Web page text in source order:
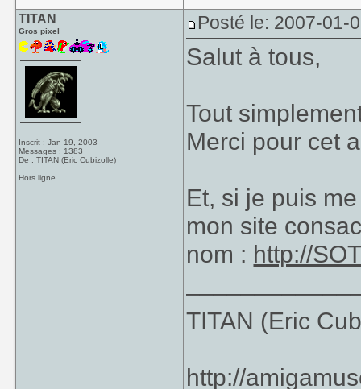
TITAN
Gros pixel
Inscrit : Jan 19, 2003
Messages : 1383
De : TITAN (Eric Cubizolle)
Hors ligne
Posté le: 2007-01-
Salut à tous,
Tout
Merci pour cet
Et, si je puis
mon site
nom : http://
TITAN (Eric
http://